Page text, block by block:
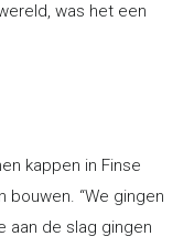
was het een
kappen in Finse
bouwen. “We gingen
aan de slag gingen